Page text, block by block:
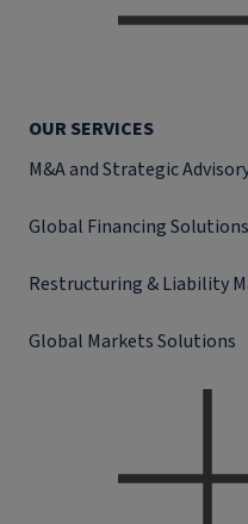
OUR SERVICES
M&A and Strategic
Global Financing Solutions
Restructuring & Liability
Global Markets Solutions